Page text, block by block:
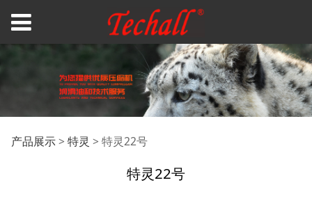
特灵22号
产品展示> 特灵 > 特灵22号
特灵22号